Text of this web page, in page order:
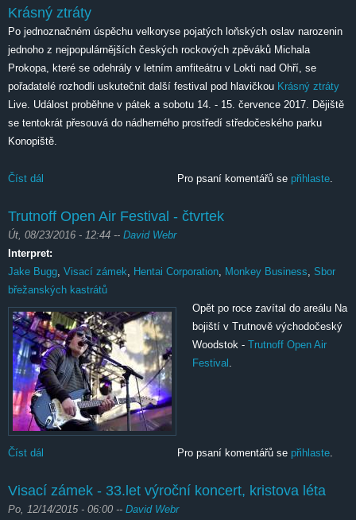
Krásný ztráty
Po jednoznačném úspěchu velkoryse pojatých loňských oslav narozenin
jednoho z nejpopulárnějších českých rockových zpěváků Michala
Prokopa, které se odehrály v letním amfiteátru v Lokti nad Ohří, se
pořadatelé rozhodli uskutečnit další festival pod hlavičkou Krásný ztráty
Live. Událost proběhne v pátek a sobotu 14. - 15. července 2017. Dějiště
se tentokrát přesouvá do nádherného prostředí středočeského parku
Konopiště.
Číst dál Pro psaní komentářů se přihlaste.
Trutnoff Open Air Festival - čtvrtek
Út, 08/23/2016 - 12:44 -- David Webr
Interpret:
Jake Bugg Visací zámek Hentai Corporation Monkey Business Sbor
břežanských kastrátů
Opět po roce zavítal do areálu Na
bojiští v Trutnově východočeský
Woodstok - Trutnoff Open Air
Festival
Číst dál Trutnoff Open Air Festival - čtvrtekPro psaní komentářů se přihlaste.
Visací zámek - 33.let výroční koncert, kristova léta
Po, 12/14/2015 - 06:00 -- David Webr